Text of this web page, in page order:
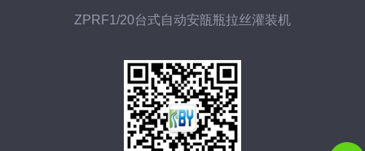
ZPRF1/20台式自动安瓿瓶拉丝灌装机